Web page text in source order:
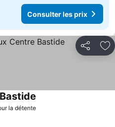
Consulter les prix
Partager
la détente